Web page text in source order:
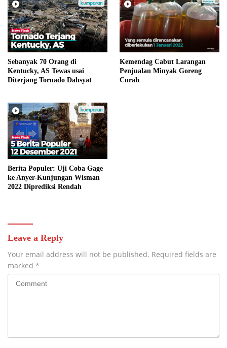
Sebanyak 70 Orang di
Kentucky, AS Tewas usai
Diterjang Tornado Dahsyat
Kemendag Cabut Larangan
Penjualan Minyak Goreng
Curah
Berita Populer: Uji Coba Gage
ke Anyer-Kunjungan Wisman
2022 Diprediksi Rendah
Leave a Reply
Your email address will not be published. Required fields are
marked *